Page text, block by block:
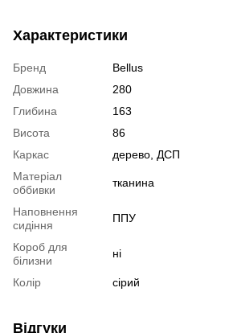
Характеристики
Бренд
Bellus
Довжина
280
Глибина
163
Висота
86
Каркас
дерево, ДСП
Матеріал
оббивки
тканина
Наповнення
сидіння
ППУ
Короб для
білизни
ні
Колір сірий
Відгуки